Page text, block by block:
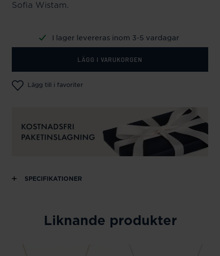
Sofia Wistam.
I lager levereras inom 3-5 vardagar
LÄGG I VARUKORGEN
Lägg till i favoriter
SPECIFIKATIONER
Liknande produkter